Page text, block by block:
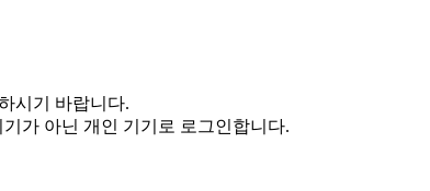
시기 바랍니다.
가 아닌 개인 기기로 로그인합니다.